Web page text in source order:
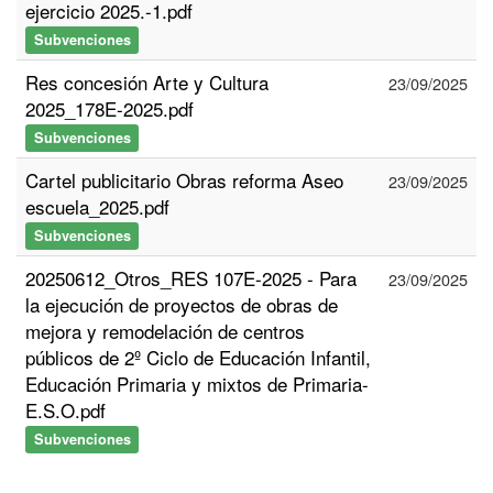
ejercicio 2025.-1.pdf
Subvenciones
Res concesión Arte y Cultura
2025_178E-2025.pdf
Subvenciones
23/09/2025
Cartel publicitario Obras reforma Aseo
escuela_2025.pdf
Subvenciones
23/09/2025
20250612_Otros_RES 107E-2025 - Para
la ejecución de proyectos de obras de
mejora y remodelación de centros
públicos de 2º Ciclo de Educación Infantil,
Educación Primaria y mixtos de Primaria-
E.S.O.pdf
Subvenciones
23/09/2025